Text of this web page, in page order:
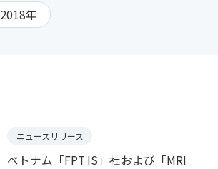
2018年
ニュースリリース
ベトナム「FPT IS」社および「MRI